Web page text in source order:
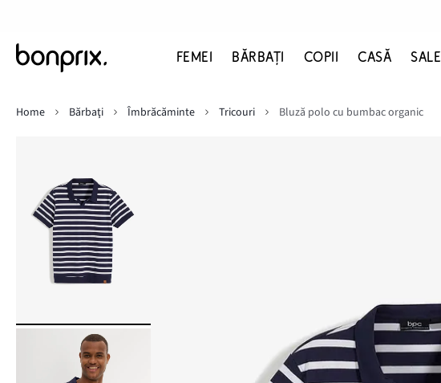
FEMEI BĂRBAŢI COPII CASĂ SALE
Home
Bărbaţi Îmbrăcăminte Tricouri Bluză polo cu bumbac organic